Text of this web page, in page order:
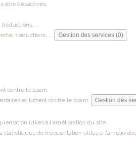
être désactivés.
...
traductions, ...
Gestion des services (0)
contre le spam.
et luttent contre le spam.
Gestion des
utiles à l'amélioration du site.
de fréquentation utiles à